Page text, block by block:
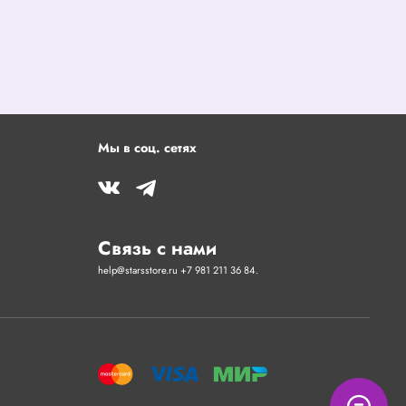
Мы в соц. сетях
Связь с нами
help@starsstore.ru +7 981 211 36 84.